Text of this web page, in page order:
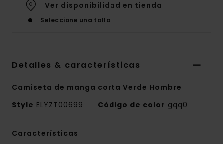
Ver disponibilidad en tienda
Seleccione una talla
Detalles & características
Camiseta de manga corta Verde Hombre
Style ELYZT00699 Código de color gqq0
Características